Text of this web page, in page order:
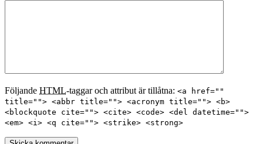
Följande HTML-taggar och attribut är tillåtna: <a href=""
title=""> <abbr title=""> <acronym title=""> <b>
<blockquote cite=""> <cite> <code> <del datetime="">
<em> <i> <q cite=""> <strike> <strong>